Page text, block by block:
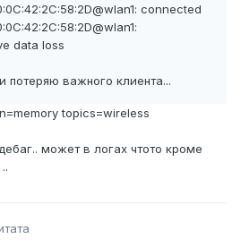
connected
data loss
потеряю важного клиента...
topics=wireless
может в логах чтото кроме